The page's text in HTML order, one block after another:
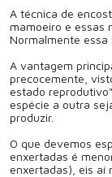
A técnica de
mamoeiro e essas
Normalmente essa
A vantagem
precocemente,
estado
espécie a outra
produzir.
O que devemos
enxertadas é
enxertadas), eis aí